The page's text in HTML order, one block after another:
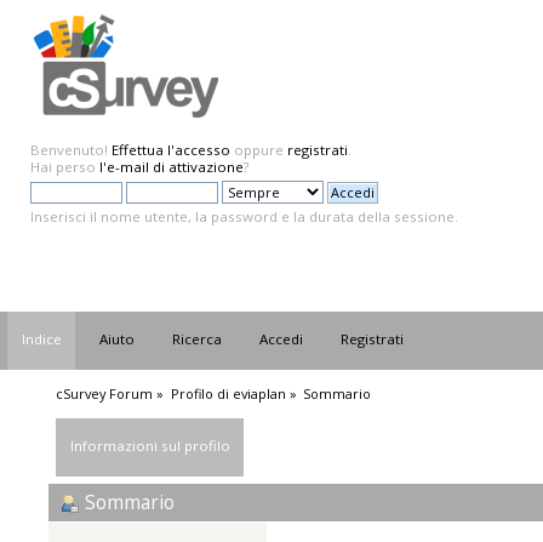
Benvenuto! Effettua l'accesso oppure registrati.
Hai perso l'e-mail di attivazione?
Inserisci il nome utente, la password e la durata della sessione.
Indice Aiuto Ricerca Accedi Registrati
cSurvey Forum » Profilo di eviaplan » Sommario
Informazioni sul profilo
Sommario